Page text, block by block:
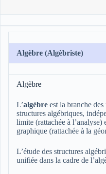
Algèbre (Algèbriste)
Algèbre
L’algèbre est la branche
structures algébriques,
limite (rattachée à l’analyse)
graphique (rattachée à la
L’étude des structures
unifiée dans la cadre de